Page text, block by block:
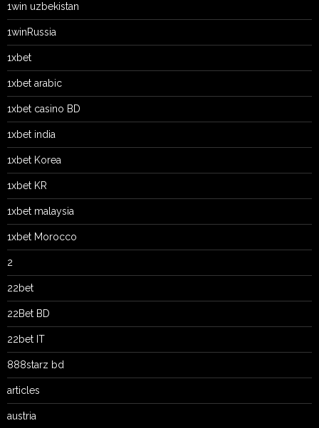
1win uzbekistan
1winRussia
1xbet
1xbet arabic
1xbet casino BD
1xbet india
1xbet Korea
1xbet KR
1xbet malaysia
1xbet Morocco
2
22bet
22Bet BD
22bet IT
888starz bd
articles
austria